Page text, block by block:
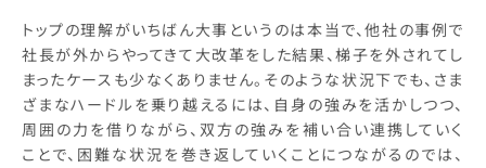
トップの理解がいちばん大事というのは本当で、他社の事例で
社長が外からやってきて大改革をした結果、梯子を外されてし
まったケースも少なくありません。そのような状況下でも、さま
ざまなハードルを乗り越えるには、自身の強みを活かしつつ、
周囲の力を借りながら、双方の強みを補い合い連携していく
ことで、困難な状況を巻き返していくことにつながるのでは、